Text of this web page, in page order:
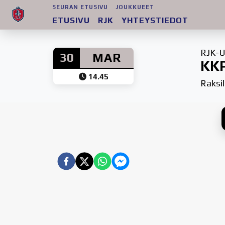
SEURAN ETUSIVU JOUKKUEET
ETUSIVU RJK YHTEYSTIEDOT
30 MAR
14.45
RJK-